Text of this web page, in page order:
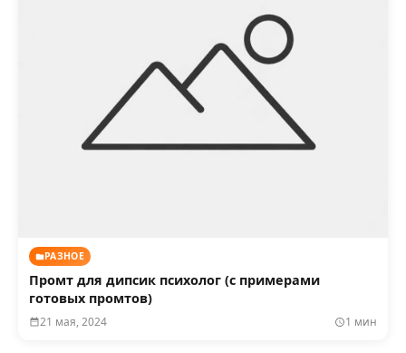
РАЗНОЕ
Промт для дипсик психолог (с примерами
готовых промтов)
21 мая, 2024 1 мин